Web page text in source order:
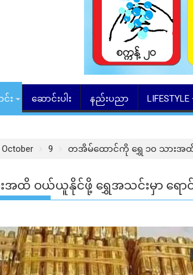
း ဆောင်းပါး နည်းပညာ LIFESTYLE
October 9 တအိမ်ထောင်ကို ရွှေ ၁၀ သားအထိ
ထိ ဝယ်ယူနိုင်ဖို့ ရွှေအသင်းမှာ ရော